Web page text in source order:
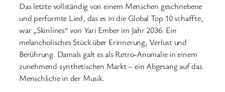
Das letzte vollständig von einem Menschen geschriebene
und performte Lied, das es in die Global Top 10 schaffte,
war „Skinlines“ von Yari Ember im Jahr 2036. Ein
melancholisches Stück über Erinnerung, Verlust und
Berührung. Damals galt es als Retro-Anomalie in einem
zunehmend synthetischen Markt – ein Abgesang auf das
Menschliche in der Musik.